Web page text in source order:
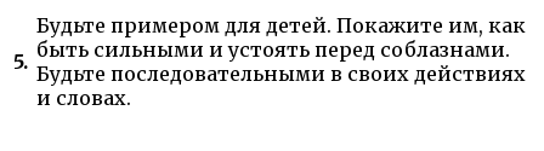
5.
Будьте примером для детей. Покажите им, как
быть сильными и устоять перед соблазнами.
Будьте последовательными в своих действиях
и словах.